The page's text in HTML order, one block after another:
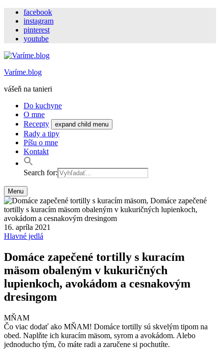
facebook
instagram
pinterest
youtube
Varíme.blog
vášeň na tanieri
Do kuchyne
O mne
Recepty
expand child menu
Rady a tipy
Píšu o mne
Kontakt
Search for:
Menu
16. apríla 2021
Hlavné jedlá
Domáce zapečené tortilly s kuracím
mäsom obaleným v kukuričných
lupienkoch, avokádom a cesnakovým
dresingom
MŇAM
Čo viac dodať ako MŇAM! Domáce tortilly sú skvelým tipom na
obed. Naplňte ich kuracím mäsom, syrom a avokádom. Alebo
jednoducho tým, čo máte radi a zaručene si pochutíte.